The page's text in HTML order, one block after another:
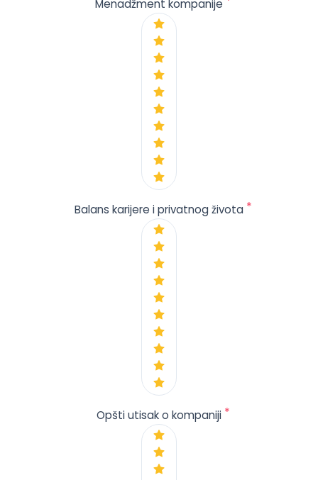
Menadžment kompanije
Balans karijere i privatnog života *
Opšti utisak o kompaniji *